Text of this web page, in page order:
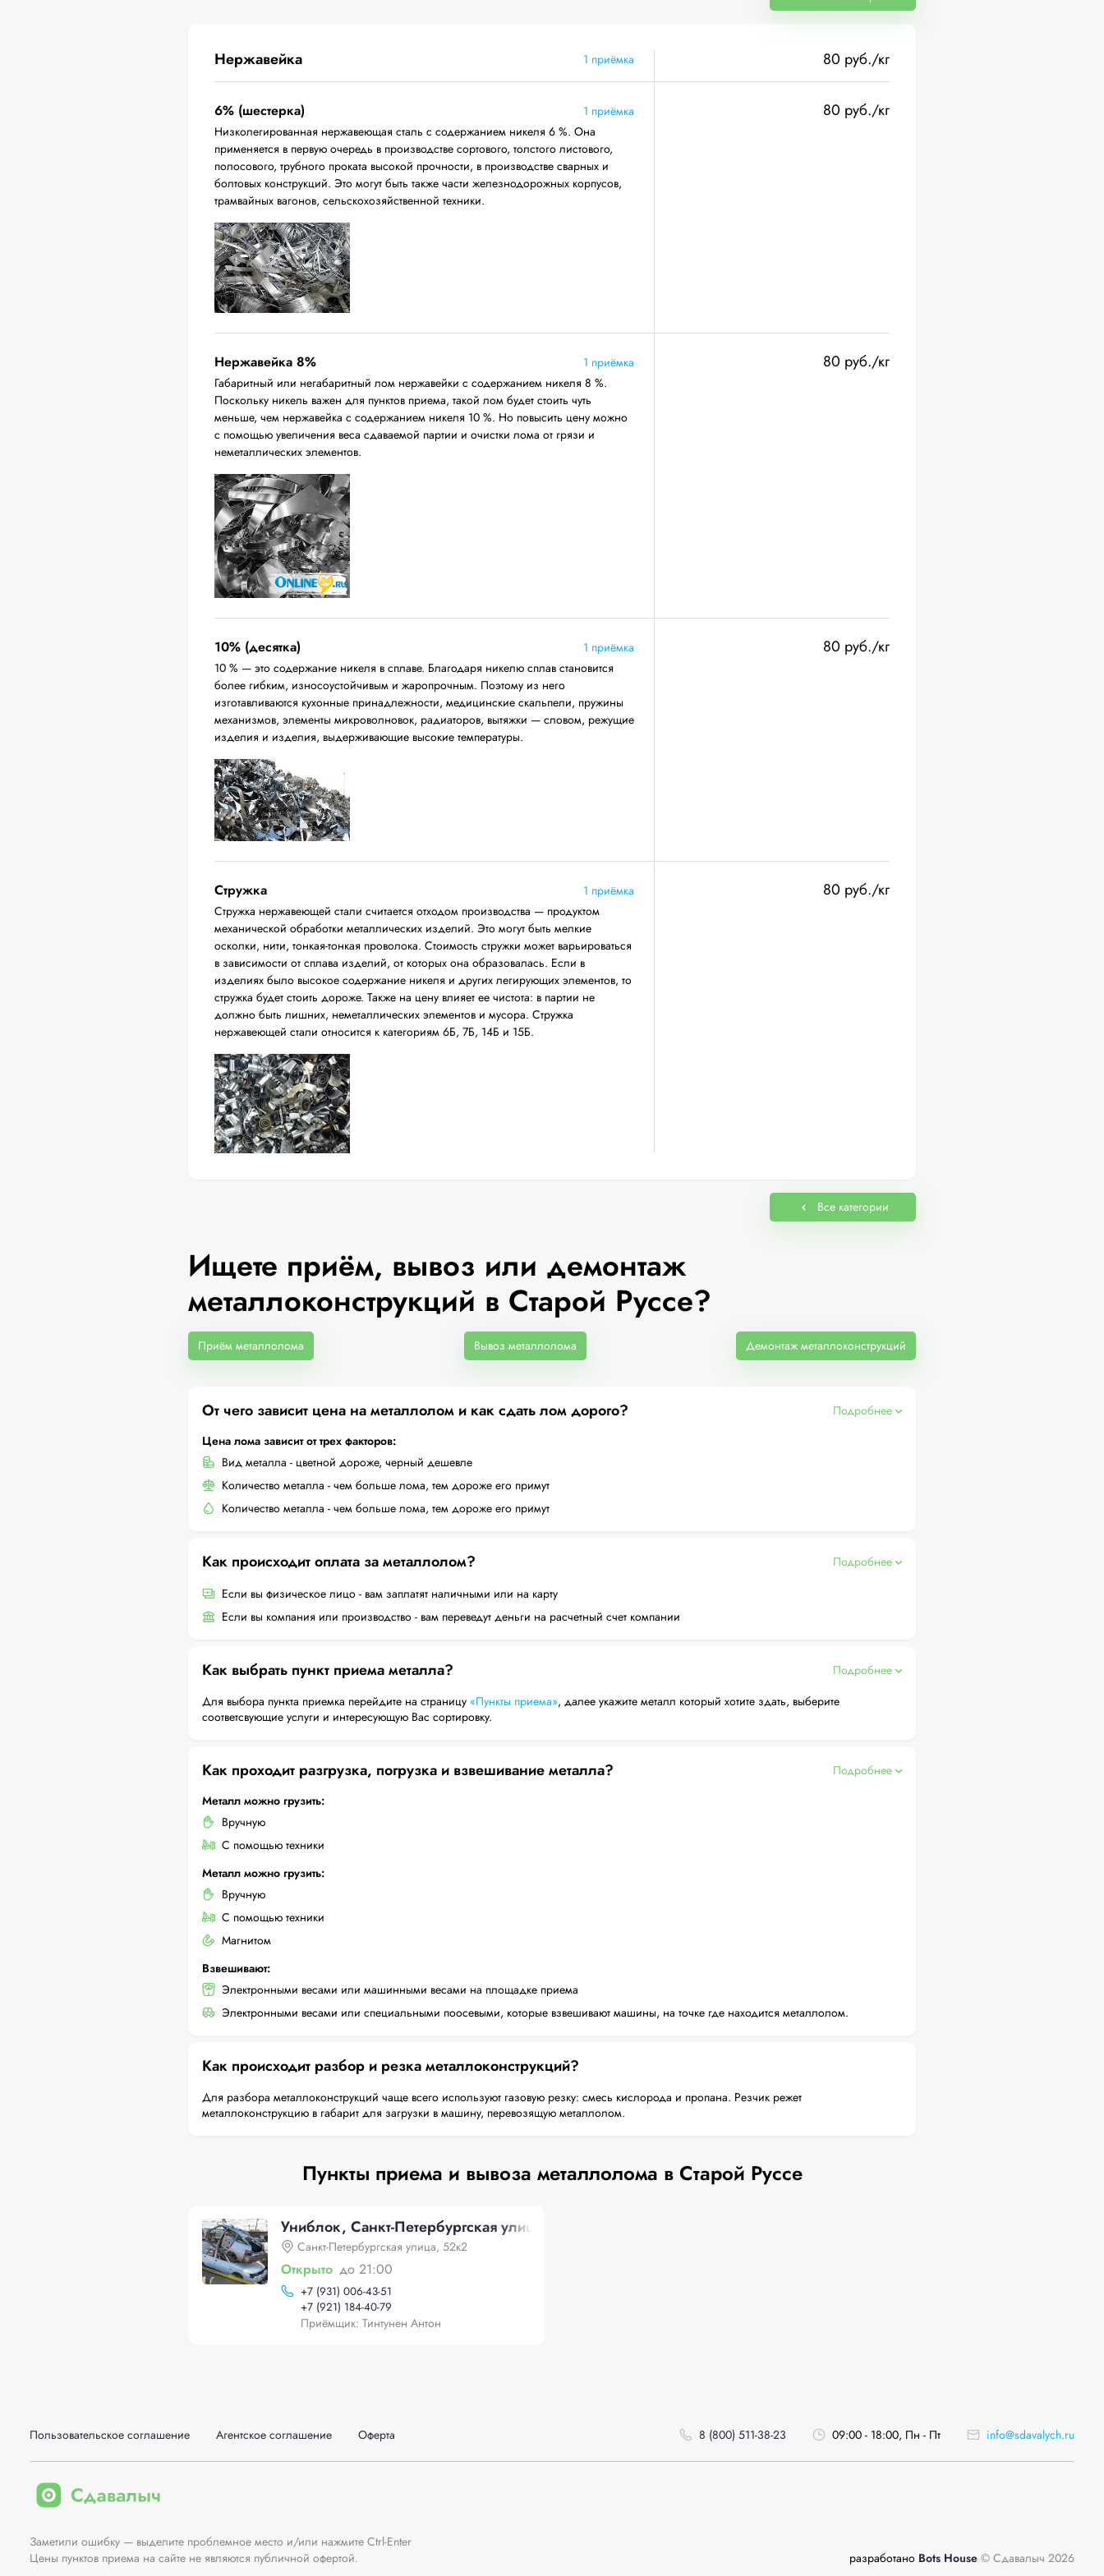
Нержавейка 1 приёмка 80 руб./кг
6% (шестерка)
1 приёмка
Низколегированная нержавеющая сталь с содержанием никеля 6 %. Она
применяется в первую очередь в производстве сортового, толстого листового,
полосового, трубного проката высокой прочности, в производстве сварных и
болтовых конструкций. Это могут быть также части железнодорожных корпусов,
трамвайных вагонов, сельскохозяйственной техники.
80 руб./кг
Нержавейка 8%
1 приёмка
Габаритный или негабаритный лом нержавейки с содержанием никеля 8 %.
Поскольку никель важен для пунктов приема, такой лом будет стоить чуть
меньше, чем нержавейка с содержанием никеля 10 %. Но повысить цену можно
с помощью увеличения веса сдаваемой партии и очистки лома от грязи и
неметаллических элементов.
80 руб./кг
10% (десятка)
1 приёмка
10 % — это содержание никеля в сплаве. Благодаря никелю сплав становится
более гибким, износоустойчивым и жаропрочным. Поэтому из него
изготавливаются кухонные принадлежности, медицинские скальпели, пружины
механизмов, элементы микроволновок, радиаторов, вытяжки — словом, режущие
изделия и изделия, выдерживающие высокие температуры.
80 руб./кг
Стружка
1 приёмка
Стружка нержавеющей стали считается отходом производства — продуктом
механической обработки металлических изделий. Это могут быть мелкие
осколки, нити, тонкая-тонкая проволока. Стоимость стружки может варьироваться
в зависимости от сплава изделий, от которых она образовалась. Если в
изделиях было высокое содержание никеля и других легирующих элементов, то
стружка будет стоить дороже. Также на цену влияет ее чистота: в партии не
должно быть лишних, неметаллических элементов и мусора. Стружка
нержавеющей стали относится к категориям 6Б, 7Б, 14Б и 15Б.
80 руб./кг
Все категории
Ищете приём, вывоз или демонтаж
металлоконструкций в Старой Руссе?
Приём металлолома Вывоз металлолома Демонтаж металлоконструкций
От чего зависит цена на металлолом и как сдать лом дорого?
Подробнее
Цена лома зависит от трех факторов:
Вид металла - цветной дороже, черный дешевле
Количество металла - чем больше лома, тем дороже его примут
Количество металла - чем больше лома, тем дороже его примут
Как происходит оплата за металлолом?
Подробнее
Если вы физическое лицо - вам заплатят наличными или на карту
Если вы компания или производство - вам переведут деньги на расчетный счет компании
Как выбрать пункт приема металла?
Подробнее
Для выбора пункта приемка перейдите на страницу «Пункты приема», далее укажите металл который хотите здать, выберите
соответсвующие услуги и интересующую Вас сортировку.
Как проходит разгрузка, погрузка и взвешивание металла?
Подробнее
Металл можно грузить:
Вручную
С помощью техники
Металл можно грузить:
Вручную
С помощью техники
Магнитом
Взвешивают:
Электронными весами или машинными весами на площадке приема
Электронными весами или специальными поосевыми, которые взвешивают машины, на точке где находится металлолом.
Как происходит разбор и резка металлоконструкций?
Для разбора металлоконструкций чаще всего используют газовую резку: смесь кислорода и пропана. Резчик режет
металлоконструкцию в габарит для загрузки в машину, перевозящую металлолом.
Пункты приема и вывоза металлолома в Старой Руссе
Униблок, Санкт-Петербургская улица, 52к2
Санкт-Петербургская улица, 52к2
Открыто до 21:00
+7 (931) 006-43-51
+7 (921) 184-40-79
Приёмщик: Тинтунен Антон
Пользовательское соглашение Агентское соглашение Оферта 8 (800) 511-38-23 09:00 - 18:00, Пн - Пт info@sdavalych.ru
Заметили ошибку — выделите проблемное место и/или нажмите Ctrl-Enter
Цены пунктов приема на сайте не являются публичной офертой.
разработано Bots House © Сдавалыч 2026